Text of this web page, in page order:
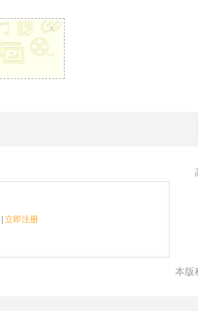
x
立即注册
本版